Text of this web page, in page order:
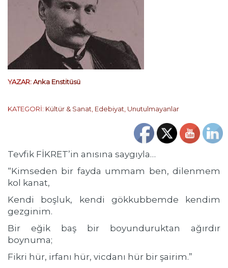
YAZAR:Anka Enstitüsü
KATEGORİ: Kültür & Sanat Edebiyat Unutulmayanlar
Tevfik FİKRET’in anısına saygıyla…
“Kimseden bir fayda ummam ben, dilenmem
kol kanat,
Kendi boşluk, kendi gökkubbemde kendim
gezginim.
Bir eğik baş bir boyunduruktan ağırdır
boynuma;
Fikri hür, irfanı hür, vicdanı hür bir şairim.”